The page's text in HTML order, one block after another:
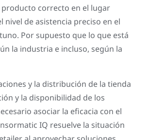
producto correcto en el lugar
nivel de asistencia preciso en el
Por supuesto que lo que está
la industria e incluso, según la
y la distribución de la tienda
y la disponibilidad de los
asociar la eficacia con el
IQ resuelve la situación